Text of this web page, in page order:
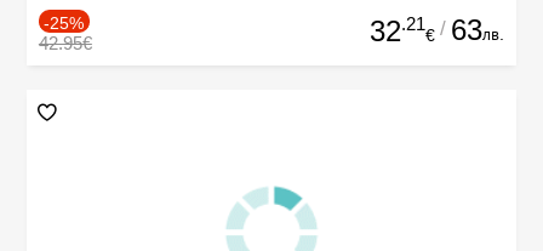
-25%
42.95€ 32.21
€ / 63лв.